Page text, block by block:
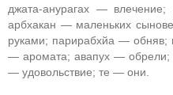
джата-анурагах —
арбхакан — маленьких
руками; парирабхйа — обняв;
— аромата; авапух —
— удовольствие; те — они.